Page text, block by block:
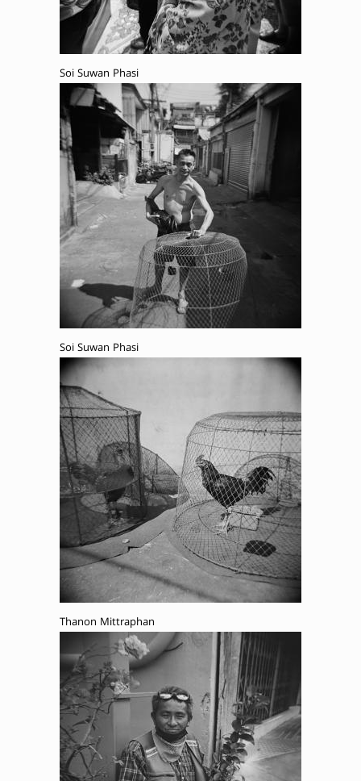
Soi Suwan Phasi
Soi Suwan Phasi
Thanon Mittraphan